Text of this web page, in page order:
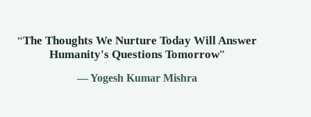
“The Thoughts We Nurture Today Will Answer
Humanity's Questions Tomorrow”
— Yogesh Kumar Mishra